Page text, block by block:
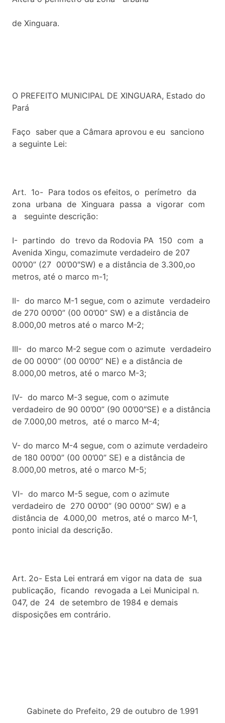
de Xinguara.
O PREFEITO MUNICIPAL DE XINGUARA, Estado do
Pará
Faço saber que a Câmara aprovou e eu sanciono
a seguinte Lei:
Art. 1o- Para todos os efeitos, o perímetro da
zona urbana de Xinguara passa a vigorar com
a seguinte descrição:
I- partindo do trevo da Rodovia PA 150 com a
Avenida Xingu, comazimute verdadeiro de 207
00’00” (27 00’00″SW) e a distância de 3.300,oo
metros, até o marco m-1;
II- do marco M-1 segue, com o azimute verdadeiro
de 270 00’00” (00 00’00” SW) e a distância de
8.000,00 metros até o marco M-2;
III- do marco M-2 segue com o azimute verdadeiro
de 00 00’00” (00 00’00” NE) e a distância de
8.000,00 metros, até o marco M-3;
IV- do marco M-3 segue, com o azimute
verdadeiro de 90 00’00” (90 00’00″SE) e a distância
de 7.000,00 metros, até o marco M-4;
V- do marco M-4 segue, com o azimute verdadeiro
de 180 00’00” (00 00’00” SE) e a distância de
8.000,00 metros, até o marco M-5;
VI- do marco M-5 segue, com o azimute
verdadeiro de 270 00’00” (90 00’00” SW) e a
distância de 4.000,00 metros, até o marco M-1,
ponto inicial da descrição.
Art. 2o- Esta Lei entrará em vigor na data de sua
publicação, ficando revogada a Lei Municipal n.
047, de 24 de setembro de 1984 e demais
disposições em contrário.
Gabinete do Prefeito, 29 de outubro de 1.991